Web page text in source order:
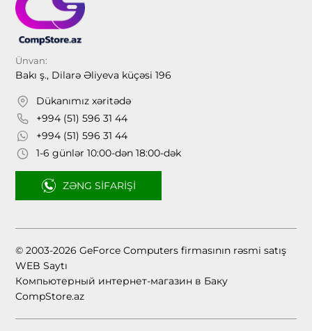
Ünvan:
Bakı ş., Dilarə Əliyeva küçəsi 196
Dükanımız xəritədə
+994 (51) 596 31 44
+994 (51) 596 31 44
1-6 günlər 10:00-dən 18:00-dək
ZƏNG SIFARIŞI
© 2003-2026 GeForce Computers firmasının rəsmi satış
WEB Saytı
Компьютерный интернет-магазин в Баку
CompStore.az